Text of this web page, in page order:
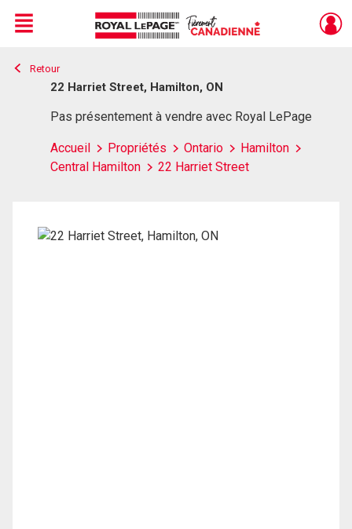
Live
En Direct
Menu
Retour
22 Harriet Street, Hamilton, ON
Pas présentement à vendre avec Royal LePage
Accueil Propriétés Ontario
Hamilton
Central Hamilton
22 Harriet Street